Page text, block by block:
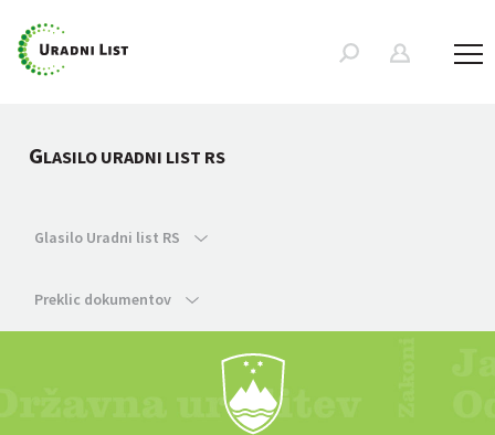
GLASILO URADNI LIST RS
Glasilo Uradni list RS
Preklic dokumentov